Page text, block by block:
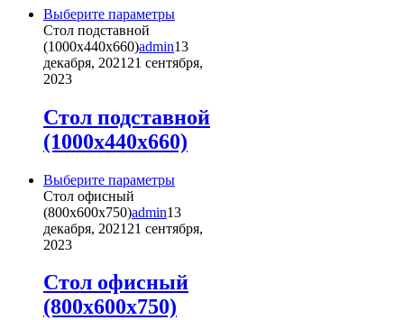
товара.
Выберите параметрыЭтот
имеет
несколько
можно
выбрать
на
товара.
Стол подставной
(1000х440х660)admin13
декабря, 2021 21 сентября,
2023
Стол подставной
(1000х440х660)
Выберите параметрыЭтот
имеет
несколько
можно
выбрать
на
Стол офисный
(800х600х750)admin13
декабря, 2021 21 сентября,
2023
Стол офисный
(800х600х750)